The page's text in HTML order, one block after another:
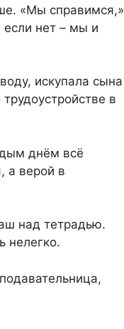
«Мы справимся,»
нет – мы и
искупала сына
в
днём всё
а верой в
над тетрадью.
нелегко.